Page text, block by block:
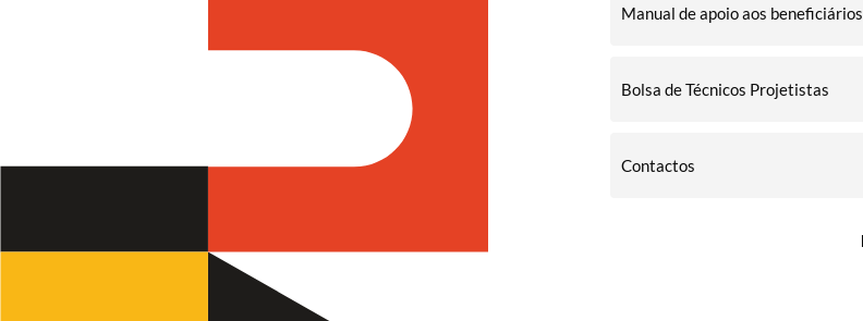
Manual de apoio aos beneficiários
Bolsa de Técnicos Projetistas
Contactos